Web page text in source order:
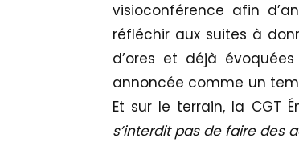
visioconférence afin
réfléchir aux suites à
d’ores et déjà
annoncée comme un
Et sur le terrain, la CGT
s’interdit pas de faire des